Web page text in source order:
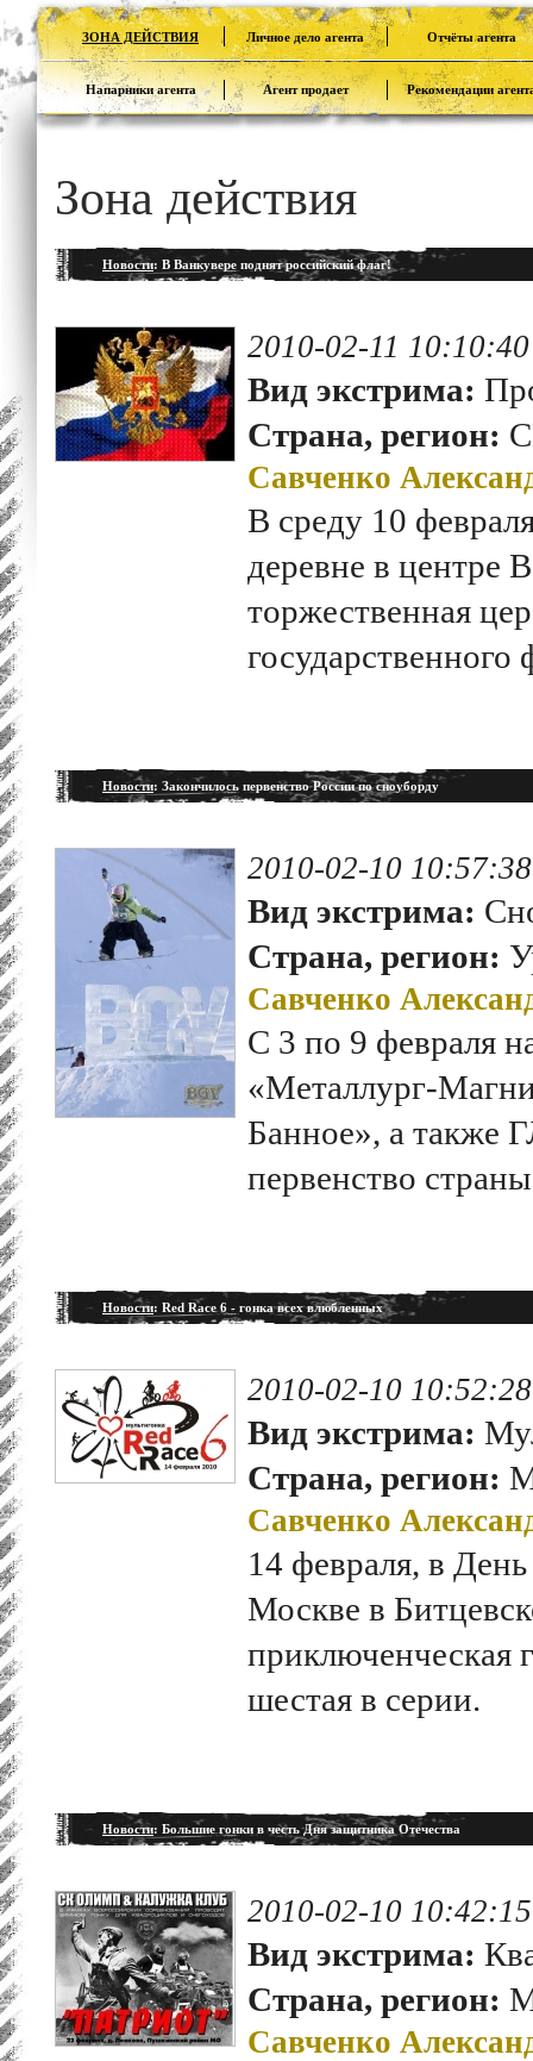
ЗОНА ДЕЙСТВИЯ Личное дело агента Отчёты агента
Напарники агента Агент продает Рекомендации
Зона действия
Новости: В Ванкувере поднят российский флаг!
2010-02-11 10:10:40
Вид экстрима:
Страна, регион:
Савченко
В среду 10
деревне в центре
торжественная
государственного
Новости: Закончилось первенство России по сноуборду
2010-02-10 10:57:38
Вид экстрима:
Страна, регион:
Савченко
С 3 по 9 февраля
«Металлург-
Банное», а также
первенство
Новости: Red Race 6 - гонка всех влюбленных
2010-02-10 10:52:28
Вид экстрима:
Страна, регион:
Савченко
14 февраля, в
Москве в
приключенческая
шестая в серии.
Новости: Большие гонки в честь Дня защитника Отечества
2010-02-10 10:42:15
Вид экстрима:
Страна, регион:
Савченко